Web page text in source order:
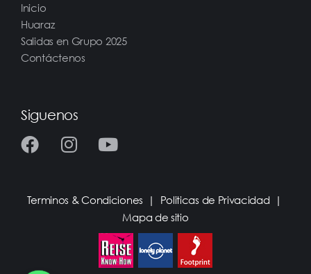
Inicio
Huaraz
Salidas en Grupo 2025
Contáctenos
Siguenos
Terminos & Condiciones | Politicas de Privacidad |
Mapa de sitio